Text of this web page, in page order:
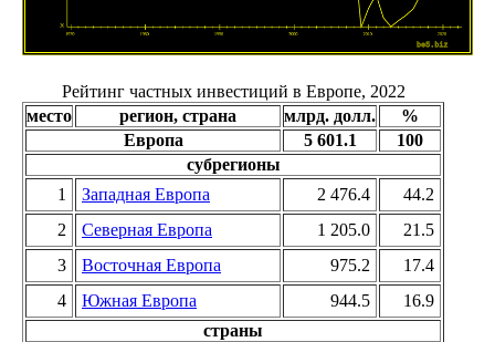
Рейтинг частных инвестиций в Европе, 2022
место
регион, страна млрд. долл.
%
Европа
5 601.1
100
субрегионы
1
Западная Европа 2 476.4
44.2
2
Северная Европа 1 205.0
21.5
3
Восточная Европа 975.2
17.4
4
Южная Европа 944.5
16.9
страны